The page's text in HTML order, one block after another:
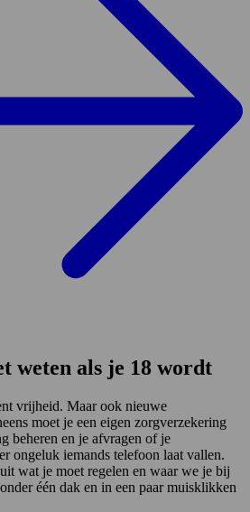
weten als je 18 wordt
vrijheid. Maar ook nieuwe
moet je een eigen zorgverzekering
beheren en je afvragen of je
ongeluk iemands telefoon laat vallen.
wat je moet regelen en waar we je bij
één dak en in een paar muisklikken